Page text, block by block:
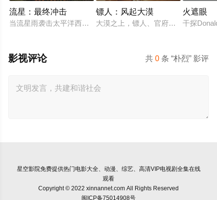
流星：最终冲击
当流星雨袭击太平洋西北地区时，一名男子、他的未婚妻和情妇
镖人：风起大漠
大漠之上，镖人、官府、西域五大家
火遮眼
干探
共0 条 “朴烈” 影评
影视评论
星空影院免费提供热门电影大全、动漫、综艺、高清VIP电视剧全集在线
观看
Copyright © 2022 xinnannet.com All Rights Reserved
闽ICP备75014908号